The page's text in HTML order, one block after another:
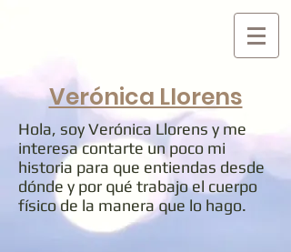
Verónica Llorens
Hola, soy Verónica Llorens y me
interesa contarte un poco mi
historia para que entiendas desde
dónde y por qué trabajo el cuerpo
físico de la manera que lo hago.